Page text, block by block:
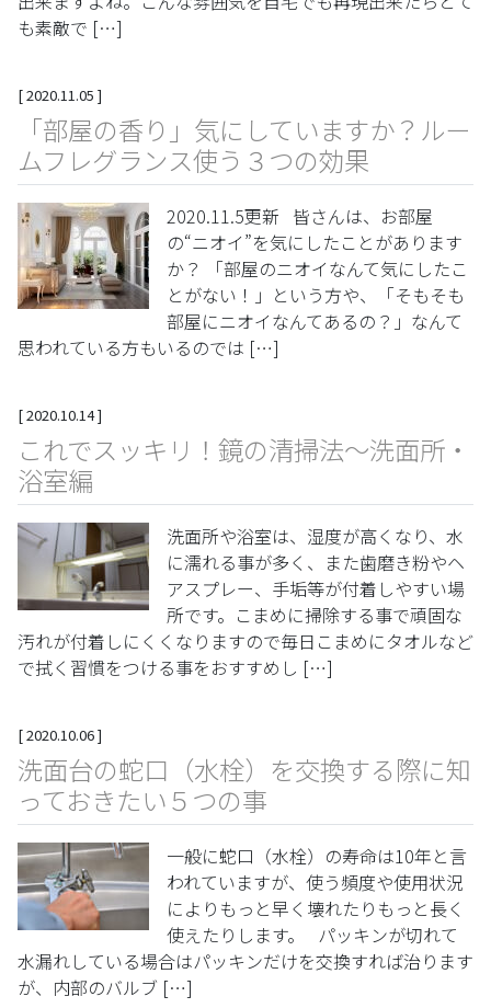
も素敵で […]
[2020.11.05 ]
「部屋の香り」気にしていますか？ルー
ムフレグランス使う３つの効果
2020.11.5更新 皆さんは、お部屋
の“ニオイ”を気にしたことがあります
か？ 「部屋のニオイなんて気にしたこ
とがない！」という方や、「そもそも
部屋にニオイなんてあるの？」なんて
思われている方もいるのでは […]
[2020.10.14]
これでスッキリ！鏡の清掃法〜洗面所・
浴室編
洗面所や浴室は、湿度が高くなり、水
に濡れる事が多く、また歯磨き粉やヘ
アスプレー、手垢等が付着しやすい場
所です。こまめに掃除する事で頑固な
汚れが付着しにくくなりますので毎日こまめにタオルなど
で拭く習慣をつける事をおすすめし […]
[2020.10.06]
洗面台の蛇口（水栓）を交換する際に知
っておきたい５つの事
一般に蛇口（水栓）の寿命は10年と言
われていますが、使う頻度や使用状況
によりもっと早く壊れたりもっと長く
使えたりします。 パッキンが切れて
水漏れしている場合はパッキンだけを交換すれば治ります
が、内部のバルブ […]